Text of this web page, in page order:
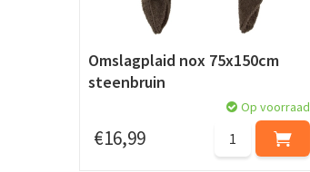
Omslagplaid nox 75x150cm
steenbruin
€16,99
Op voorraad